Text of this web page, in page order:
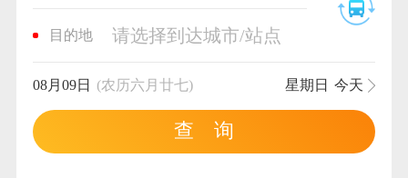
目的地 请选择到达城市/站点
08月09日 (农历六月廿七) 星期日 今天
查 询